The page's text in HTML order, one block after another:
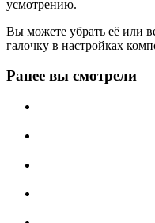
усмотрению.
Вы можете убрать её или
галочку в настройках
Ранее вы смотрели